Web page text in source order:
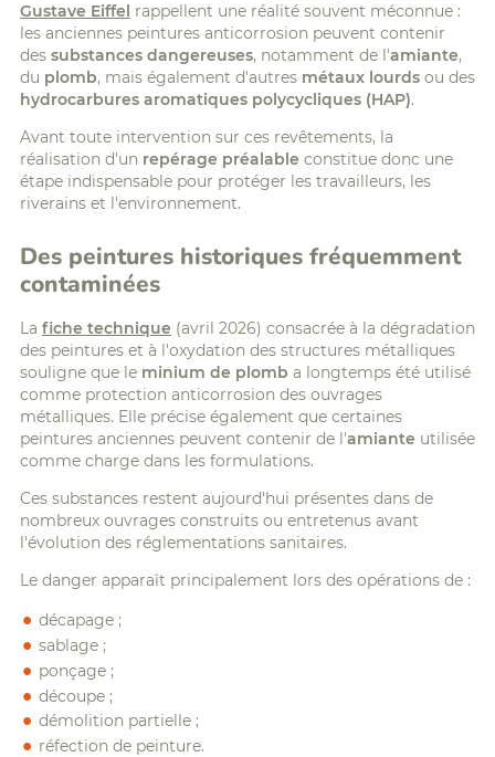
Gustave Eiffel
rappellent une réalité souvent méconnue :
les anciennes peintures anticorrosion peuvent contenir
des substances dangereuses, notamment de l'amiante,
du plomb, mais également d'autres métaux lourds ou des
hydrocarbures aromatiques polycycliques (HAP).
Avant toute intervention sur ces revêtements, la
réalisation d'un repérage préalable constitue donc une
étape indispensable pour protéger les travailleurs, les
riverains et l'environnement.
Des peintures historiques fréquemment
contaminées
La fiche technique (avril 2026) consacrée à la dégradation
des peintures et à l'oxydation des structures métalliques
souligne que le minium de plomb a longtemps été utilisé
comme protection anticorrosion des ouvrages
métalliques. Elle précise également que certaines
peintures anciennes peuvent contenir de l'amiante utilisée
comme charge dans les formulations.
Ces substances restent aujourd'hui présentes dans de
nombreux ouvrages construits ou entretenus avant
l'évolution des réglementations sanitaires.
Le danger apparaît principalement lors des opérations de :
décapage ;
sablage ;
ponçage ;
découpe ;
démolition partielle ;
réfection de peinture.